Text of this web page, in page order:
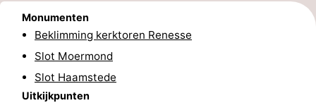
Zwembaden
Fietsen
Wandelen
Monumenten
Beklimming kerktoren Renesse
Slot Moermond
Slot Haamstede
Uitkijkpunten